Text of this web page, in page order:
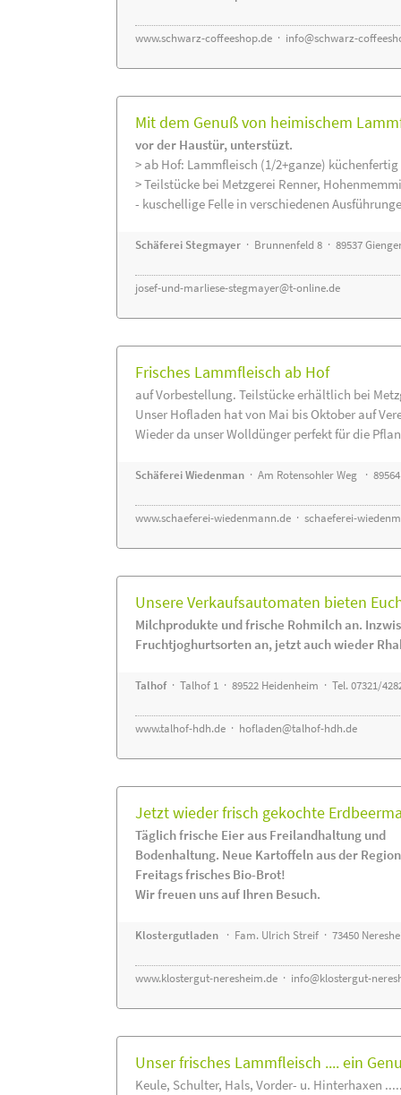
www.schwarz-coffeeshop.de · info@schwarz-
Mit dem Genuß von heimischem
vor der Haustür, unterstüzt.
> ab Hof: Lammfleisch (1/2+ganze)
> Teilstücke bei Metzgerei Renner,
- kuschellige Felle in verschiedenen
Schäferei Stegmayer · Brunnenfeld 8 · 89537
josef-und-marliese-stegmayer@t-online.de
Frisches Lammfleisch ab Hof
auf Vorbestellung. Teilstücke erhältlich bei
Unser Hofladen hat von Mai bis Oktober auf
Wieder da unser Wolldünger perfekt für die
Schäferei Wiedenman · Am Rotensohler Weg ·
www.schaeferei-wiedenmann.de · schaeferei-
Unsere Verkaufsautomaten bieten
Milchprodukte und frische Rohmilch an.
Fruchtjoghurtsorten an, jetzt auch wieder
Talhof· Talhof 1 · 89522 Heidenheim · Tel. 07321/
www.talhof-hdh.de · hofladen@talhof-hdh.de
Jetzt wieder frisch gekochte
Täglich frische Eier aus Freilandhaltung und
Bodenhaltung. Neue Kartoffeln aus der
Freitags frisches Bio-Brot!
Wir freuen uns auf Ihren Besuch.
Klostergutladen · Fam. Ulrich Streif · 73450
www.klostergut-neresheim.de · info@klostergut-
Unser frisches Lammfleisch .... ein
Keule, Schulter, Hals, Vorder- u. Hinterhaxen